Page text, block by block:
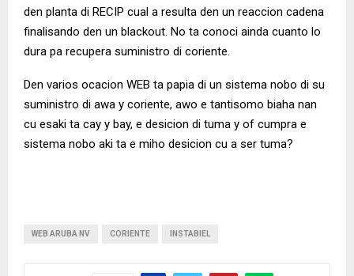
den planta di RECIP cual a resulta den un reaccion cadena
finalisando den un blackout. No ta conoci ainda cuanto lo
dura pa recupera suministro di coriente.
Den varios ocacion WEB ta papia di un sistema nobo di su
suministro di awa y coriente, awo e tantisomo biaha nan
cu esaki ta cay y bay, e desicion di tuma y of cumpra e
sistema nobo aki ta e miho desicion cu a ser tuma?
WEB ARUBA NV CORIENTE INSTABIEL